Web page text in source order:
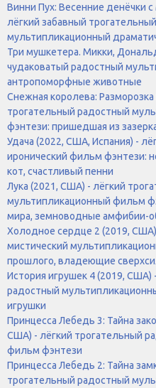
Винни Пух: Весенние денёчки
лёгкий забавный
мультипликационный
Три мушкетера. Микки,
чудаковатый радостный
антропоморфные животные
Снежная королева:
трогательный радостный
фэнтези: пришедшая из
Удача (2022, США, Испания) -
иронический фильм фэнтези:
кот, счастливый пенни
Лука (2021, США) - лёгкий
мультипликационный фильм
мира, земноводные амфибии-
Холодное сердце 2 (2019,
мистический
прошлого, владеющие
История игрушек 4 (2019, США)
радостный
игрушки
Принцесса Лебедь 3: Тайна
США) - лёгкий трогательный
фильм фэнтези
Принцесса Лебедь 2: Тайна
трогательный радостный